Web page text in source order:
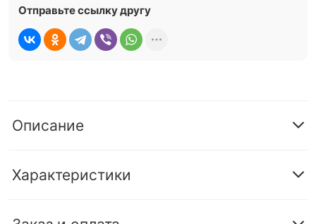
Отправьте ссылку другу
Описание
Характеристики